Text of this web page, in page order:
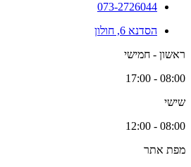
073-2726044
הסדנא 6, חולון
ראשון - חמישי
08:00 - 17:00
שישי
08:00 - 12:00
מפת אתר